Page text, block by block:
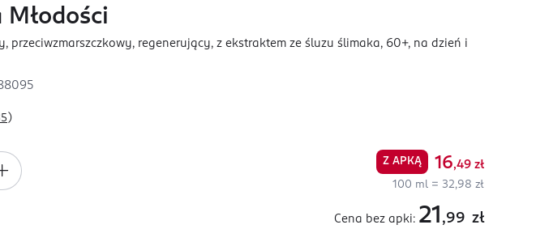
)
Młodości
przeciwzmarszczkowy, regenerujący, z ekstraktem ze śluzu ślimaka, 60+, na dzień i
Z APKĄ 16,49 zł
100 ml = 32,98 zł
Cena bez apki: 21 ,99 zł